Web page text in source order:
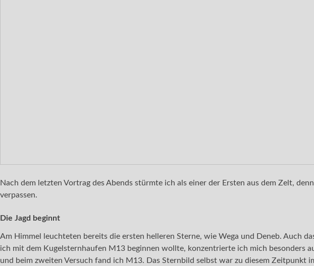
Nach dem letzten Vortrag des Abends stürmte ich als einer der Ersten aus dem Zelt,
verpassen.
Die Jagd beginnt
Am Himmel leuchteten bereits die ersten helleren Sterne, wie Wega und Deneb. Auch
ich mit dem Kugelsternhaufen M13 beginnen wollte, konzentrierte ich mich besonders
und beim zweiten Versuch fand ich M13. Das Sternbild selbst war zu diesem Zeitpunkt